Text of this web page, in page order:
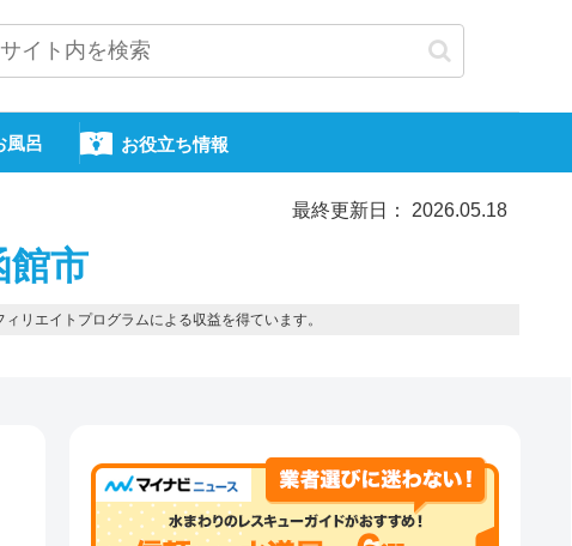
風呂 お役立ち情報
最終更新日： 2026.05.18
館市
リエイトプログラムによる収益を得ています。